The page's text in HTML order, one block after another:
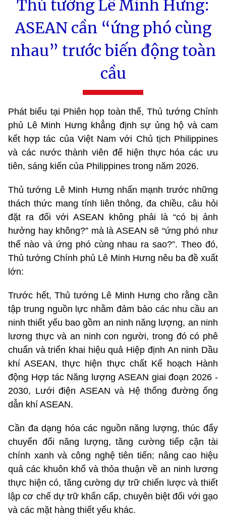
Thủ tướng Lê Minh Hưng:
ASEAN cần “ứng phó cùng
nhau” trước biến động toàn
cầu
Phát biểu tại Phiên họp toàn thể, Thủ tướng Chính
phủ Lê Minh Hưng khẳng định sự ủng hộ và cam
kết hợp tác của Việt Nam với Chủ tịch Philippines
và các nước thành viên để hiện thực hóa các ưu
tiên, sáng kiến của Philippines trong năm 2026.
Thủ tướng Lê Minh Hưng nhấn mạnh trước những
thách thức mang tính liên thông, đa chiều, câu hỏi
đặt ra đối với ASEAN không phải là “có bị ảnh
hưởng hay không?” mà là ASEAN sẽ “ứng phó như
thế nào và ứng phó cùng nhau ra sao?”. Theo đó,
Thủ tướng Chính phủ Lê Minh Hưng nêu ba đề xuất
lớn:
Trước hết, Thủ tướng Lê Minh Hưng cho rằng cần
tập trung nguồn lực nhằm đảm bảo các nhu cầu an
ninh thiết yếu bao gồm an ninh năng lượng, an ninh
lương thực và an ninh con người, trong đó có phê
chuẩn và triển khai hiệu quả Hiệp định An ninh Dầu
khí ASEAN, thực hiện thực chất Kế hoạch Hành
động Hợp tác Năng lượng ASEAN giai đoạn 2026 -
2030, Lưới điện ASEAN và Hệ thống đường ống
dẫn khí ASEAN.
Cần đa dạng hóa các nguồn năng lượng, thúc đẩy
chuyển đổi năng lượng, tăng cường tiếp cận tài
chính xanh và công nghệ tiên tiến; nâng cao hiệu
quả các khuôn khổ và thỏa thuận về an ninh lương
thực hiện có, tăng cường dự trữ chiến lược và thiết
lập cơ chế dự trữ khẩn cấp, chuyên biệt đối với gạo
và các mặt hàng thiết yếu khác.